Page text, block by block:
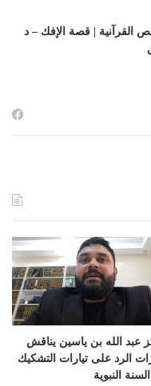
القرآنية | قصة الإفك – د
عبد الله بن ياسين يناقش
الرد على تيارات التشكيك
النبوية